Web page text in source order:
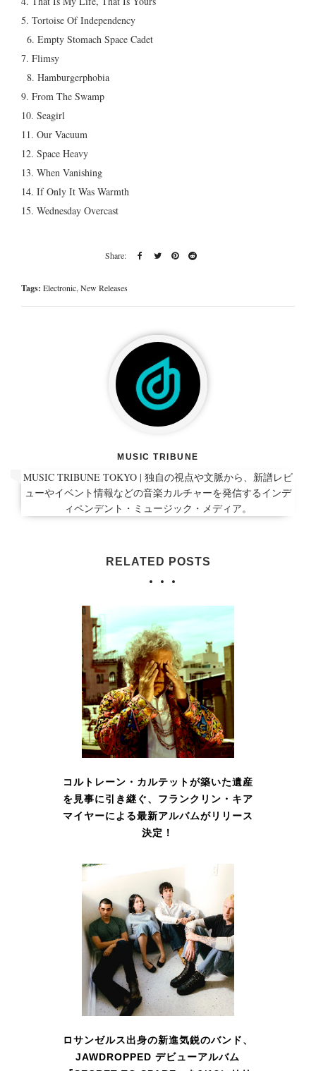
5. Tortoise Of Independency
6. Empty Stomach Space Cadet
7. Flimsy
8. Hamburgerphobia
9. From The Swamp
10. Seagirl
11. Our Vacuum
12. Space Heavy
13. When Vanishing
14. If Only It Was Warmth
15. Wednesday Overcast
Tags: Electronic,New Releases
MUSIC TRIBUNE
MUSIC TRIBUNE TOKYO | 独自の視点や文脈から、新譜レビ
ューやイベント情報などの音楽カルチャーを発信するインデ
ィペンデント・ミュージック・メディア。
RELATED POSTS
コルトレーン・カルテットが築いた遺産
を見事に引き継ぐ、フランクリン・キア
マイヤーによる最新アルバムがリリース
決定！
ロサンゼルス出身の新進気鋭のバンド、
JAWDROPPED デビューアルバム